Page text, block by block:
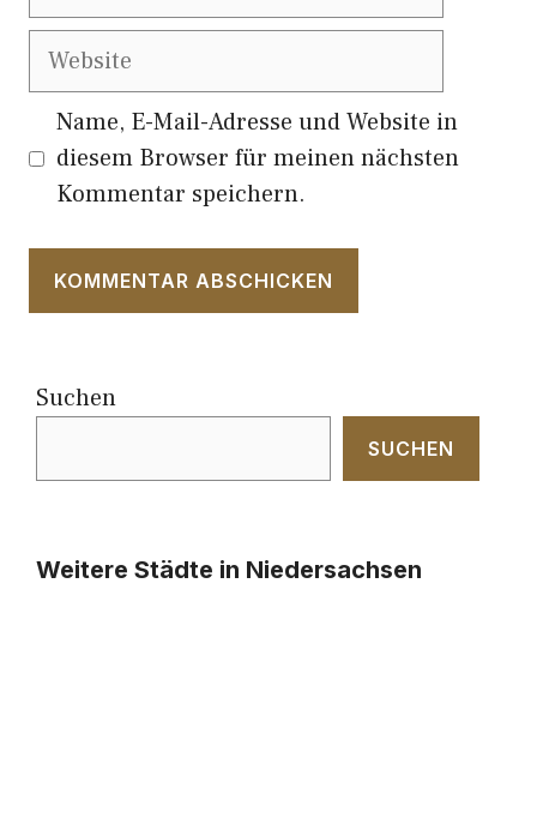
Website
Name, E-Mail-Adresse und Website in
diesem Browser für meinen nächsten
Kommentar speichern.
Suchen
SUCHEN
Weitere Städte in Niedersachsen